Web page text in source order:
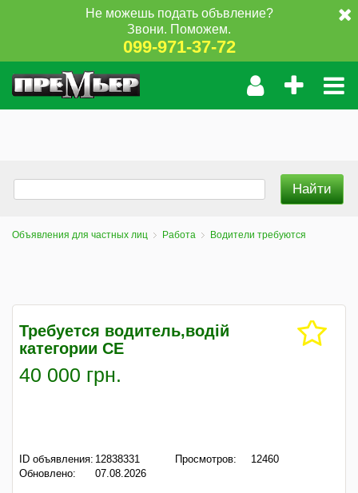
Не можешь подать объвление?
Звони. Поможем.
099-971-37-72
Объявления для частных лиц Работа Водители требуются
Требуется водитель,водій
категории СЕ
40 000 грн.
ID объявления: 12838331
Обновлено:
07.08.2026
Просмотров: 12460